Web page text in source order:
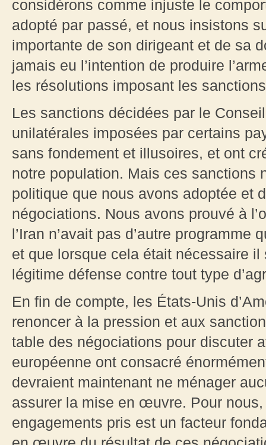
considérons comme injuste le
adopté par passé, et nous insistons
importante de son dirigeant et de sa
jamais eu l’intention de produire
les résolutions imposant les
Les sanctions décidées par le
unilatérales imposées par certains
sans fondement et illusoires, et ont
notre population. Mais ces sanctions
politique que nous avons adoptée et
négociations. Nous avons prouvé à
l’Iran n’avait pas d’autre programme
et que lorsque cela était nécessaire
légitime défense contre tout type
En fin de compte, les États-Unis
renoncer à la pression et aux
table des négociations pour discuter
européenne ont consacré
devraient maintenant ne ménager
assurer la mise en œuvre. Pour
engagements pris est un facteur